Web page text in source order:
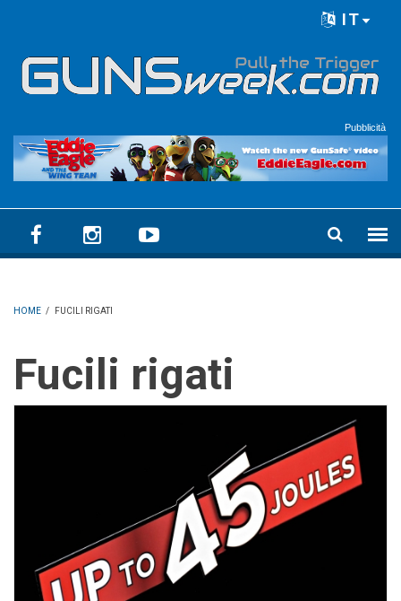
IT
Pubblicità
HOME / FUCILI RIGATI
Fucili rigati